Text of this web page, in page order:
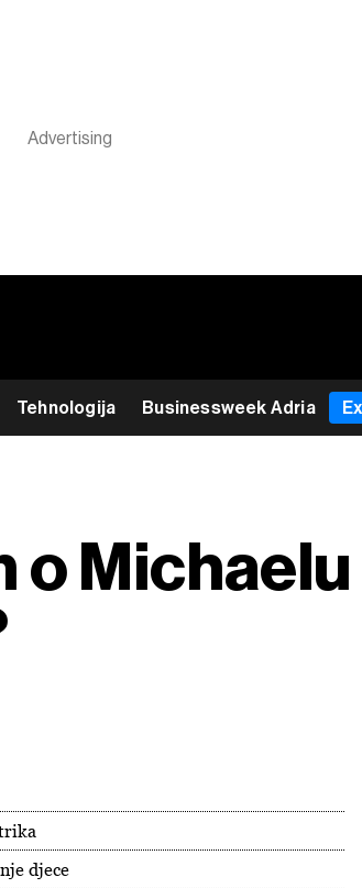
Tehnologija Businessweek Adria
djece